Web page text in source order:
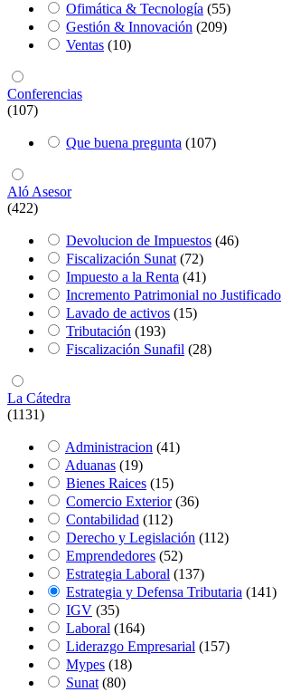
Ofimática & Tecnología (55)
Gestión & Innovación (209)
Ventas (10)
Conferencias
(107)
Que buena pregunta (107)
Aló Asesor
(422)
Devolucion de Impuestos (46)
Fiscalización Sunat (72)
Impuesto a la Renta (41)
Incremento Patrimonial no Justificado
Lavado de activos (15)
Tributación (193)
Fiscalización Sunafil (28)
La Cátedra
(1131)
Administracion (41)
Aduanas (19)
Bienes Raices (15)
Comercio Exterior (36)
Contabilidad (112)
Derecho y Legislación (112)
Emprendedores (52)
Estrategia Laboral (137)
Estrategia y Defensa Tributaria (141)
IGV (35)
Laboral (164)
Liderazgo Empresarial (157)
Mypes (18)
Sunat (80)